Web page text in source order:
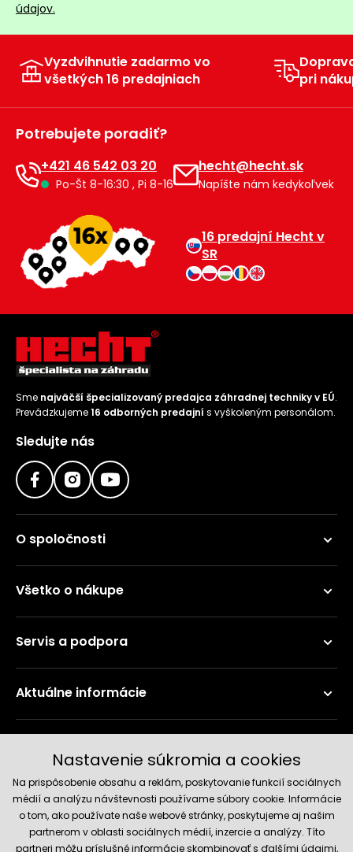
údajov.
Vyzdvihnutie zadarmo vo
všetkých 16 predajniach
pri
Potrebujete poradiť?
+421 46 542 03 20
Po-Št 8-16:30 , Pi 8-16
hecht@hecht.sk
Napíšte nám kedykoľvek
16 predajní Hecht v
SR
Sme najväčší špecializovaný predajca záhradnej techniky v EÚ.
Prevádzkujeme16 odborných predajní s vyškoleným personálom.
Sledujte nás
O spoločnosti
Všetko o nákupe
Servis a podpora
Aktuálne informácie
Nastavenie súkromia a cookies
Na prispôsobenie obsahu a reklám, poskytovanie funkcií sociálnych
médií a analýzu návštevnosti používame súbory cookie. Informácie
o tom, ako používate naše webové stránky, poskytujeme aj našim
partnerom v oblasti sociálnych médií, inzercie a analýzy. Títo
partneri môžu príslušné informácie skombinovať s ďalšími údajmi,